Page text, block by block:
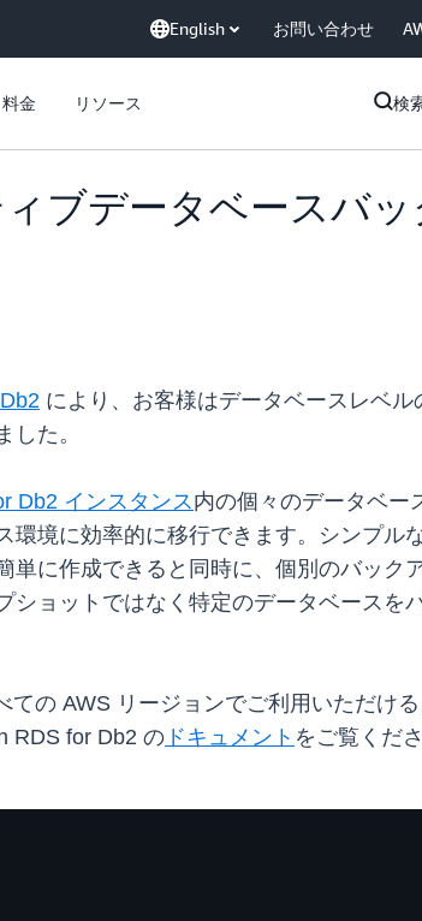
English お問い合わせ
料金 リソース 検
ブデータベースバ
により、お客様はデータベースレベ
した。
Db2 インスタンス内の個々のデータベー
境に効率的に移行できます。シンプル
に作成できると同時に、個別のバック
ョットではなく特定のデータベースを
の AWS リージョンでご利用いただけ
RDS for Db2 の ドキュメント をご覧くだ